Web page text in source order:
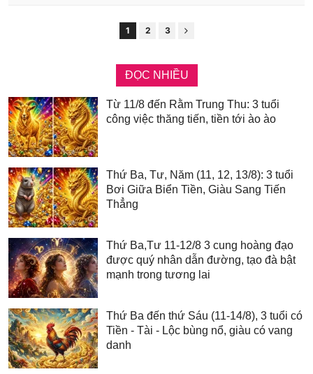
1 2 3
ĐỌC NHIỀU
Từ 11/8 đến Rằm Trung Thu: 3 tuổi
công việc thăng tiến, tiền tới ào ào
Thứ Ba, Tư, Năm (11, 12, 13/8): 3 tuổi
Bơi Giữa Biển Tiền, Giàu Sang Tiến
Thẳng
Thứ Ba,Tư 11-12/8 3 cung hoàng đạo
được quý nhân dẫn đường, tạo đà bật
mạnh trong tương lai
Thứ Ba đến thứ Sáu (11-14/8), 3 tuổi có
Tiền - Tài - Lộc bùng nổ, giàu có vang
danh